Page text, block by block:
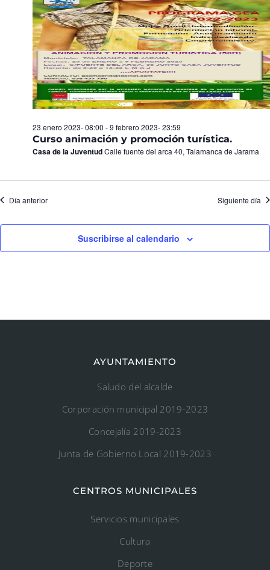
Eventos
Curso animación y promoción turística.
23 enero 2023- 08:00 -9 febrero 2023- 23:59
Casa de la JuventudCalle fuente del arca 40, Talamanca de Jarama
Día anterior Siguiente día
Suscribirse al calendario
AYUNTAMIENTO
Saludo del alcalde
Corporación municipal 2019-2023
Concejalía 2019-2023
Junta de Gobierno Local 2019-2023
CENTROS MUNICIPALES
Servicios municipales
Cultura
Deporte